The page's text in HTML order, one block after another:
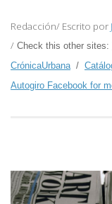
Redacción/ Escrito por
/ Check this other sites:
CrónicaUrbana /
Autogiro Facebook for